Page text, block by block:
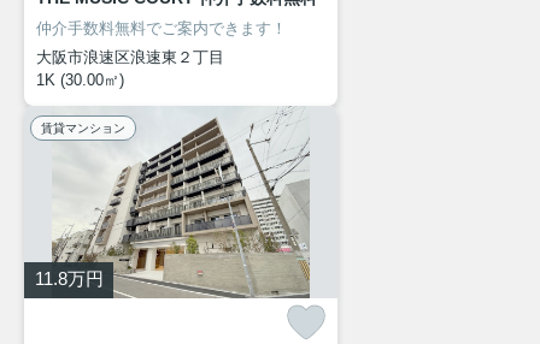
仲介手数料無料でご案内できます！
大阪市浪速区浪速東２丁目
1K (30.00㎡)
賃貸マンション
11.8万円